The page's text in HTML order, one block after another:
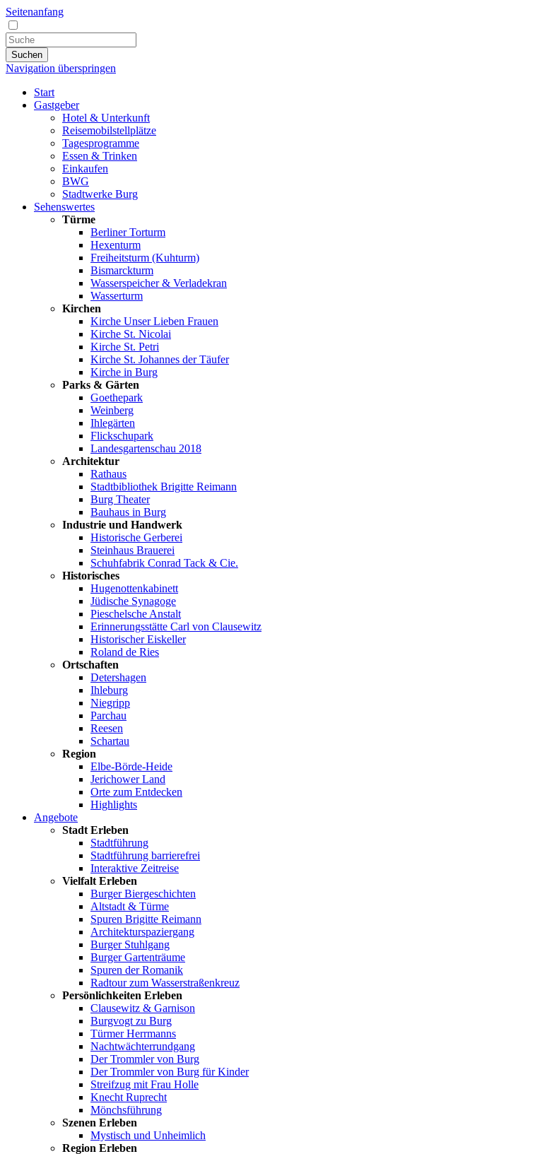
Seitenanfang
Suchen
Navigation überspringen
Start
Gastgeber
Hotel & Unterkunft
Reisemobilstellplätze
Tagesprogramme
Essen & Trinken
Einkaufen
BWG
Stadtwerke Burg
Sehenswertes
Türme
Berliner Torturm
Hexenturm
Freiheitsturm (Kuhturm)
Bismarckturm
Wasserspeicher & Verladekran
Wasserturm
Kirchen
Kirche Unser Lieben Frauen
Kirche St. Nicolai
Kirche St. Petri
Kirche St. Johannes der Täufer
Kirche in Burg
Parks & Gärten
Goethepark
Weinberg
Ihlegärten
Flickschupark
Landesgartenschau 2018
Architektur
Rathaus
Stadtbibliothek Brigitte Reimann
Burg Theater
Bauhaus in Burg
Industrie und Handwerk
Historische Gerberei
Steinhaus Brauerei
Schuhfabrik Conrad Tack & Cie.
Historisches
Hugenottenkabinett
Jüdische Synagoge
Pieschelsche Anstalt
Erinnerungsstätte Carl von Clausewitz
Historischer Eiskeller
Roland de Ries
Ortschaften
Detershagen
Ihleburg
Niegripp
Parchau
Reesen
Schartau
Region
Elbe-Börde-Heide
Jerichower Land
Orte zum Entdecken
Highlights
Angebote
Stadt Erleben
Stadtführung
Stadtführung barrierefrei
Interaktive Zeitreise
Vielfalt Erleben
Burger Biergeschichten
Altstadt & Türme
Spuren Brigitte Reimann
Architekturspaziergang
Burger Stuhlgang
Burger Gartenträume
Spuren der Romanik
Radtour zum Wasserstraßenkreuz
Persönlichkeiten Erleben
Clausewitz & Garnison
Burgvogt zu Burg
Türmer Herrmanns
Nachtwächterrundgang
Der Trommler von Burg
Der Trommler von Burg für Kinder
Streifzug mit Frau Holle
Knecht Ruprecht
Mönchsführung
Szenen Erleben
Mystisch und Unheimlich
Region Erleben